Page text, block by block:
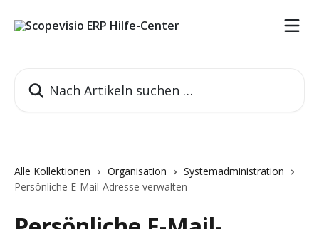
Alle Kollektionen Organisation
Systemadministration
Persönliche E-Mail-Adresse verwalten